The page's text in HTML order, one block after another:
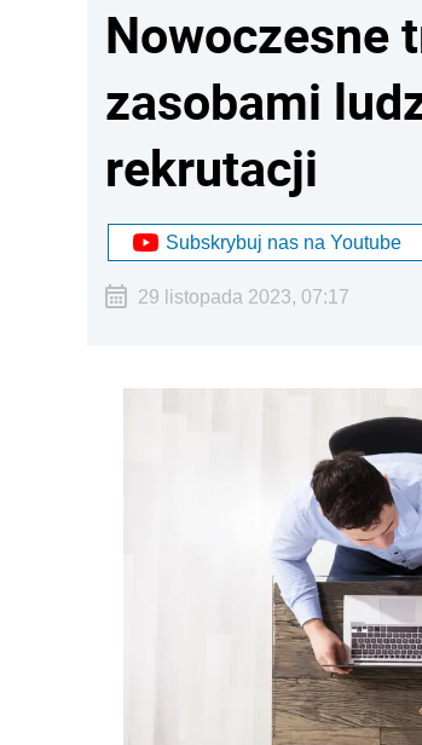
Nowoczesne
zasobami
rekrutacji
Subskrybuj nas na Youtube
29 listopada 2023, 07:17